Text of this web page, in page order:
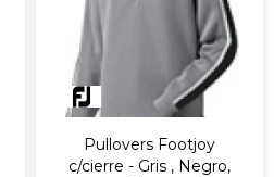
Pullovers Footjoy
c/cierre - Gris , Negro,